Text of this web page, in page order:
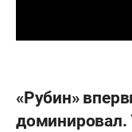
«Рубин»
доминировал.